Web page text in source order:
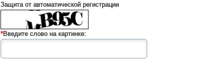
Защита от автоматической регистрации
*Введите слово на картинке: